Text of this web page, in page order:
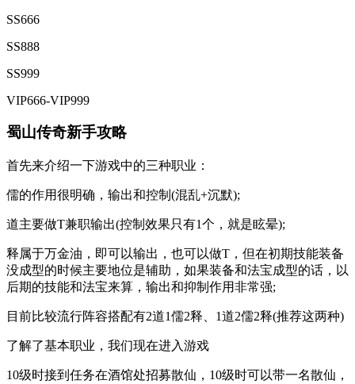
‌SS666‌
‌SS888‌
‌SS999‌
‌VIP666-VIP999‌ ‌
蜀山传奇新手攻略
首先来介绍一下游戏中的三种职业：
儒的作用很明确，输出和控制(混乱+沉默);
道主要做T兼职输出(控制效果只有1个，就是眩晕);
释属于万金油，即可以输出，也可以做T，但在初期技能装备
没成型的时候主要地位是辅助，如果装备和法宝成型的话，以
后期的技能和法宝来算，输出和抑制作用非常强;
目前比较流行阵容搭配有2道1儒2释、1道2儒2释(推荐这两种)
了解了基本职业，我们现在进入游戏
10级时接到任务在酒馆处招募散仙，10级时可以带一名散仙，